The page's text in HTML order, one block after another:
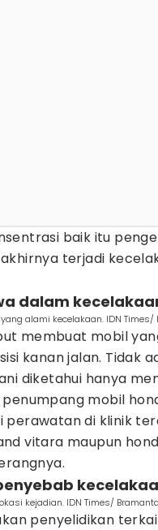
baik itu
terjadi
dalam
alami kecelakaan. IDN
membuat mobil
kanan jalan. Tidak
diketahui hanya
penumpang mobil
perawatan di klinik
vitara maupun
kejadian. IDN Times/
penyelidikan